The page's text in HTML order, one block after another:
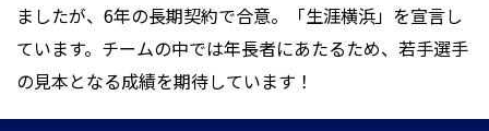
ましたが、6年の長期契約で合意。「生涯横浜」を宣言し
ています。チームの中では年長者にあたるため、若手選手
の見本となる成績を期待しています！